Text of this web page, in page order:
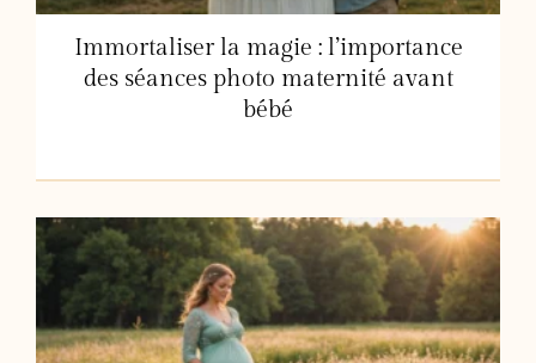
Immortaliser la magie : l’importance
des séances photo maternité avant
bébé